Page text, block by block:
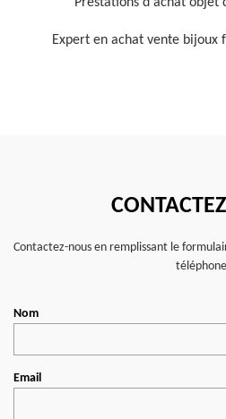
Expert en achat vente bijoux
Contactez-nous en remplissant le
téléphone
Nom
Email